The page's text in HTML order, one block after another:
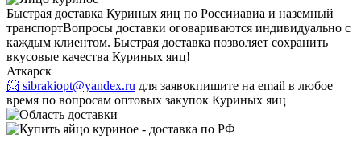
Быстрая доставка Куриных яиц по Россииавиа и наземный
транспортВопросы доставки оговариваются индивидуально с
каждым клиентом. Быстрая доставка позволяет сохранить
вкусовые качества Куриных яиц!
Аткарск
📨 sibrakiopt@yandex.ru для заявокпишите на email в любое
время по вопросам оптовых закупок Куриных яиц